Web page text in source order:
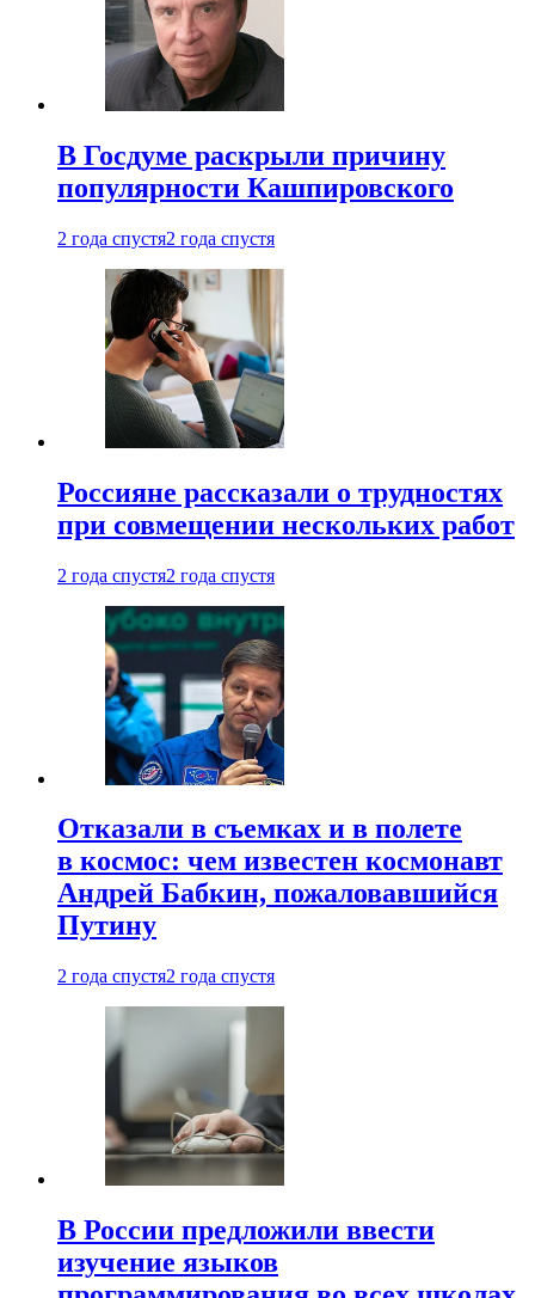
В Госдуме раскрыли причину
популярности Кашпировского
2 года спустя2 года спустя
Россияне рассказали о трудностях
при совмещении нескольких работ
2 года спустя2 года спустя
Отказали в съемках и в полете
в космос: чем известен космонавт
Андрей Бабкин, пожаловавшийся
Путину
2 года спустя2 года спустя
В России предложили ввести
изучение языков